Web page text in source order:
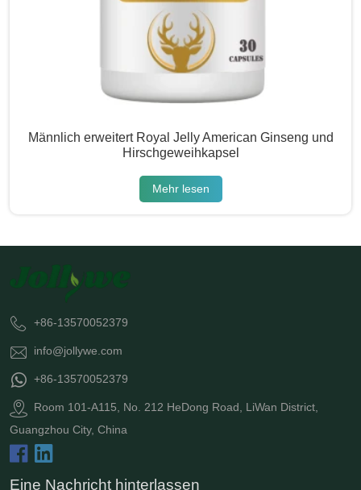
Männlich erweitert Royal Jelly American Ginseng und
Hirschgeweihkapsel
Mehr lesen
+86-13570052379
info@jollywe.com
+86-13570052379
Room 101-A115, No. 212 HeDong Road, LiWan District,
Guangzhou City, China
Eine Nachricht hinterlassen